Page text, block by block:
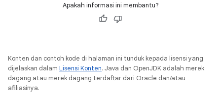
Apakah informasi ini membantu?
Konten dan contoh kode di halaman ini tunduk kepada lisensi yang
dijelaskan dalam Lisensi Konten. Java dan OpenJDK adalah merek
dagang atau merek dagang terdaftar dari Oracle dan/atau
afiliasinya.